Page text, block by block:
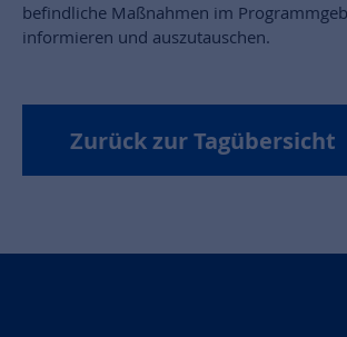
befindliche Maßnahmen im
informieren und auszutauschen.
Zurück zur Tagübersicht